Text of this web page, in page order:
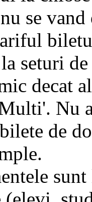
se
seturi
decat
Nu
de